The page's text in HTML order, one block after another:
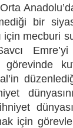
bir
için mecburi
görevinde
için